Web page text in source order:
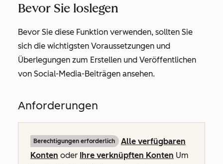
Bevor Sie loslegen
Bevor Sie diese Funktion verwenden, sollten Sie
sich die wichtigsten Voraussetzungen und
Überlegungen zum Erstellen und Veröffentlichen
von Social-Media-Beiträgen ansehen.
Anforderungen
Berechtigungen erforderlich
Alle verfügbaren
Konten oder Ihre verknüpften Konten Um